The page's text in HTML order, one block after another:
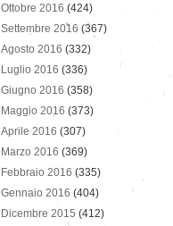
Ottobre 2016 (424)
Settembre 2016 (367)
Agosto 2016 (332)
Luglio 2016 (336)
Giugno 2016 (358)
Maggio 2016 (373)
Aprile 2016 (307)
Marzo 2016 (369)
Febbraio 2016 (335)
Gennaio 2016 (404)
Dicembre 2015 (412)